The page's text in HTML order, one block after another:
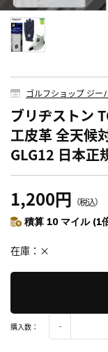
ゴルフショップ ジー
ブリヂストン
工皮革 全天候
GLG12 日本正
1,200円 （税込）
積算 10 マイル (1
在庫 ×
購入数：